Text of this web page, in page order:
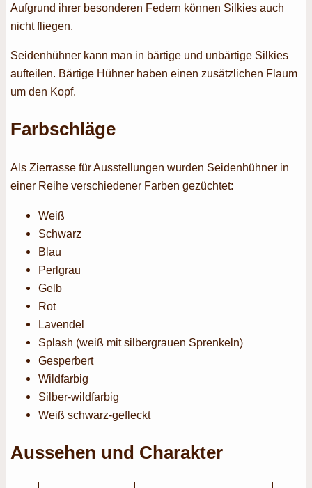
Aufgrund ihrer besonderen Federn können Silkies auch
nicht fliegen.
Seidenhühner kann man in bärtige und unbärtige Silkies
aufteilen. Bärtige Hühner haben einen zusätzlichen Flaum
um den Kopf.
Farbschläge
Als Zierrasse für Ausstellungen wurden Seidenhühner in
einer Reihe verschiedener Farben gezüchtet:
Weiß
Schwarz
Blau
Perlgrau
Gelb
Rot
Lavendel
Splash (weiß mit silbergrauen Sprenkeln)
Gesperbert
Wildfarbig
Silber-wildfarbig
Weiß schwarz-gefleckt
Aussehen und Charakter